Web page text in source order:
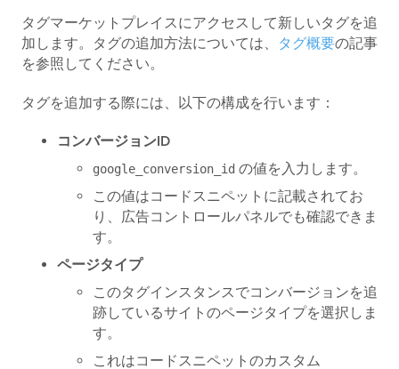
タグマーケットプレイスにアクセスして新しいタグを追
加します。タグの追加方法については、 タグ概要の記事
を参照してください。
タグを追加する際には、以下の構成を行います：
コンバージョンID
google_conversion_id の値を入力します。
この値はコードスニペットに記載されてお
り、広告コントロールパネルでも確認できま
す。
ページタイプ
このタグインスタンスでコンバージョンを追
跡しているサイトのページタイプを選択しま
す。
これはコードスニペットのカスタム